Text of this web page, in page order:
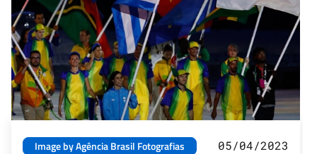
Image by Agência Brasil Fotografias 05/04/2023